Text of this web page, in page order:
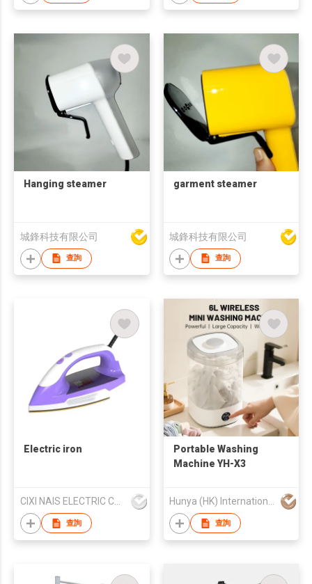
Hanging steamer
城鋒科技有限公司
查詢
garment steamer
城鋒科技有限公司
查詢
Electric iron
CIXI NAIS ELECTRIC CO., LTD
查詢
Portable Washing
Machine YH-X3
Hunya (HK) International Technology Development Limited
查詢